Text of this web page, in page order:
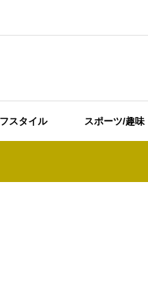
スタイル スポーツ/趣味